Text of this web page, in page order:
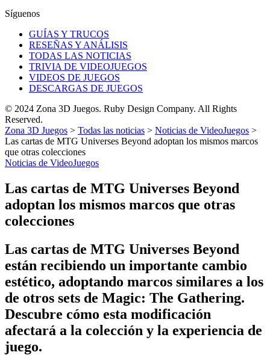
Síguenos
GUÍAS Y TRUCOS
RESEÑAS Y ANÁLISIS
TODAS LAS NOTICIAS
TRIVIA DE VIDEOJUEGOS
VIDEOS DE JUEGOS
DESCARGAS DE JUEGOS
© 2024 Zona 3D Juegos. Ruby Design Company. All Rights
Reserved.
Zona 3D Juegos > Todas las noticias > Noticias de VideoJuegos >
Las cartas de MTG Universes Beyond adoptan los mismos marcos
que otras colecciones
Noticias de VideoJuegos
Las cartas de MTG Universes Beyond
adoptan los mismos marcos que otras
colecciones
Las cartas de MTG Universes Beyond
están recibiendo un importante cambio
estético, adoptando marcos similares a los
de otros sets de Magic: The Gathering.
Descubre cómo esta modificación
afectará a la colección y la experiencia de
juego.